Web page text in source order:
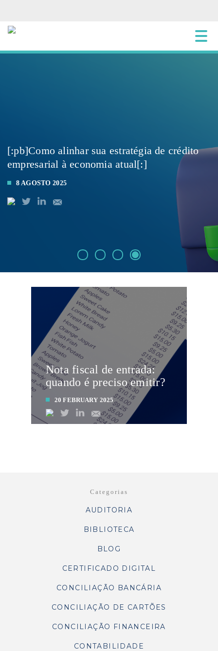
[:pb]Como alinhar sua estratégia de crédito
empresarial à economia atual[:]
8 AGOSTO 2025
Nota fiscal de entrada:
quando é preciso emitir?
20 FEBRUARY 2025
Categorias
AUDITORIA
BIBLIOTECA
BLOG
CERTIFICADO DIGITAL
CONCILIAÇÃO BANCÁRIA
CONCILIAÇÃO DE CARTÕES
CONCILIAÇÃO FINANCEIRA
CONTABILIDADE